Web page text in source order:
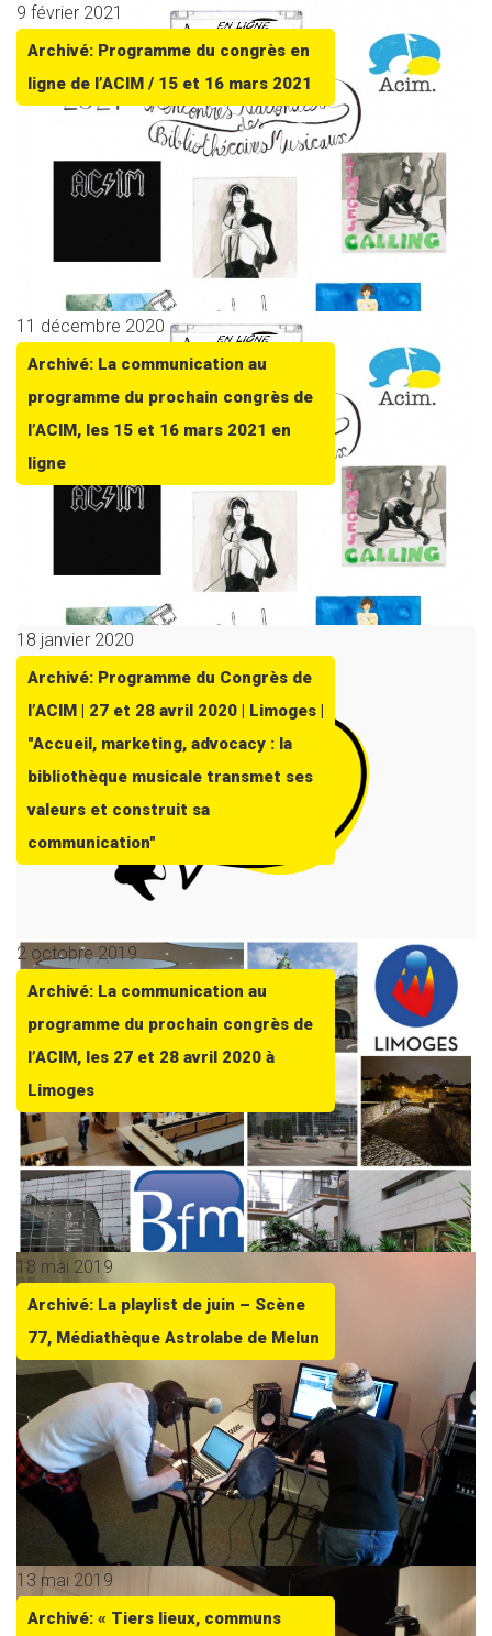
9 février 2021
Archivé: Programme du congrès en
ligne de l’ACIM / 15 et 16 mars 2021
11 décembre 2020
Archivé: La communication au
programme du prochain congrès de
l’ACIM, les 15 et 16 mars 2021 en
ligne
18 janvier 2020
Archivé: Programme du Congrès de
l’ACIM | 27 et 28 avril 2020 | Limoges |
"Accueil, marketing, advocacy : la
bibliothèque musicale transmet ses
valeurs et construit sa
communication"
2 octobre 2019
Archivé: La communication au
programme du prochain congrès de
l’ACIM, les 27 et 28 avril 2020 à
Limoges
18 mai 2019
Archivé: La playlist de juin – Scène
77, Médiathèque Astrolabe de Melun
13 mai 2019
Archivé: « Tiers lieux, communs